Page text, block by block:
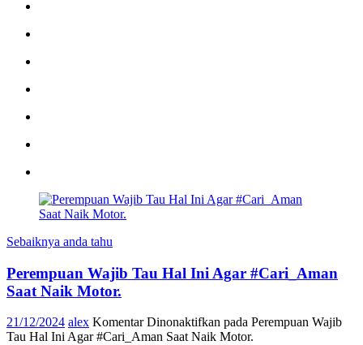
Sebaiknya anda tahu
Perempuan Wajib Tau Hal Ini Agar #Cari_Aman
Saat Naik Motor.
21/12/2024 alex Komentar Dinonaktifkan pada Perempuan Wajib
Tau Hal Ini Agar #Cari_Aman Saat Naik Motor.